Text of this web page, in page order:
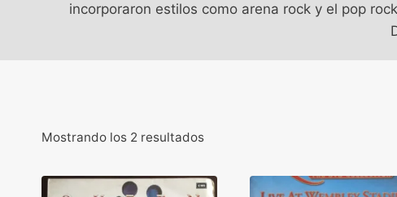
incorporaron estilos como arena rock y el pop
Mostrando los 2 resultados